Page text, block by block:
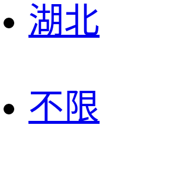
湖北
不限